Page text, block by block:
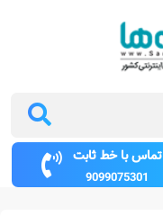
تماس با خط ثابت
9099075301